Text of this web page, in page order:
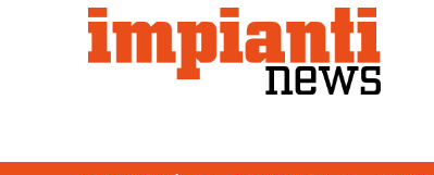
ATTUALITÀ PRODOTTI
PROFESSIONE